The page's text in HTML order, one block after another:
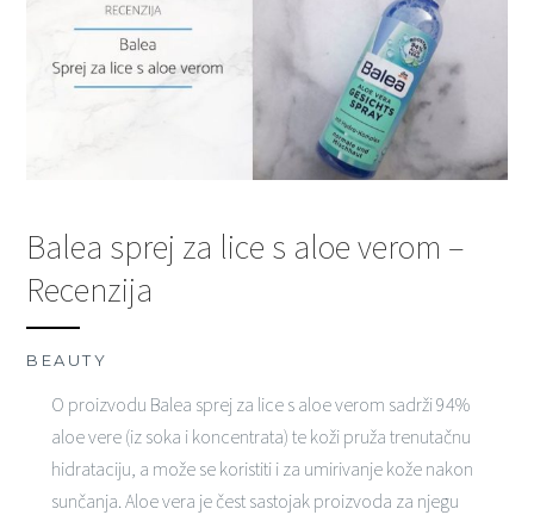
Balea sprej za lice s aloe verom –
Recenzija
BEAUTY
O proizvodu Balea sprej za lice s aloe verom sadrži 94%
aloe vere (iz soka i koncentrata) te koži pruža trenutačnu
hidrataciju, a može se koristiti i za umirivanje kože nakon
sunčanja. Aloe vera je čest sastojak proizvoda za njegu